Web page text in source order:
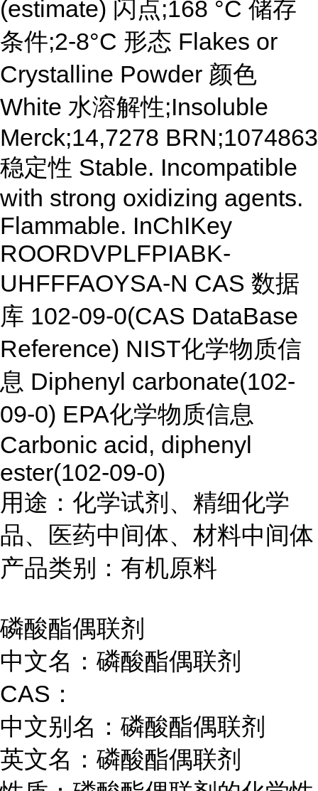
(estimate) 闪点;168 °C 储存
条件;2-8°C 形态 Flakes or
Crystalline Powder 颜色
White 水溶解性;Insoluble
Merck;14,7278 BRN;1074863
稳定性 Stable. Incompatible
with strong oxidizing agents.
Flammable. InChIKey
ROORDVPLFPIABK-
UHFFFAOYSA-N CAS 数据
库 102-09-0(CAS DataBase
Reference) NIST化学物质信
息 Diphenyl carbonate(102-
09-0) EPA化学物质信息
Carbonic acid, diphenyl
ester(102-09-0)
用途：化学试剂、精细化学
品、医药中间体、材料中间体
产品类别：有机原料
磷酸酯偶联剂
中文名：磷酸酯偶联剂
CAS：
中文别名：磷酸酯偶联剂
英文名：磷酸酯偶联剂